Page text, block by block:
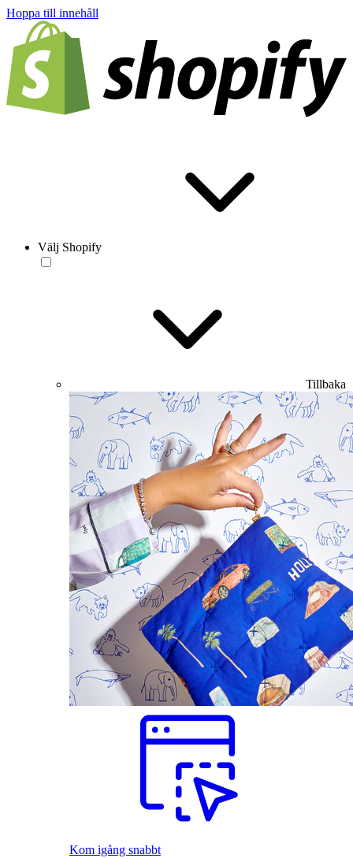
Hoppa till innehåll
Välj Shopify
Tillbaka
Kom igång snabbt